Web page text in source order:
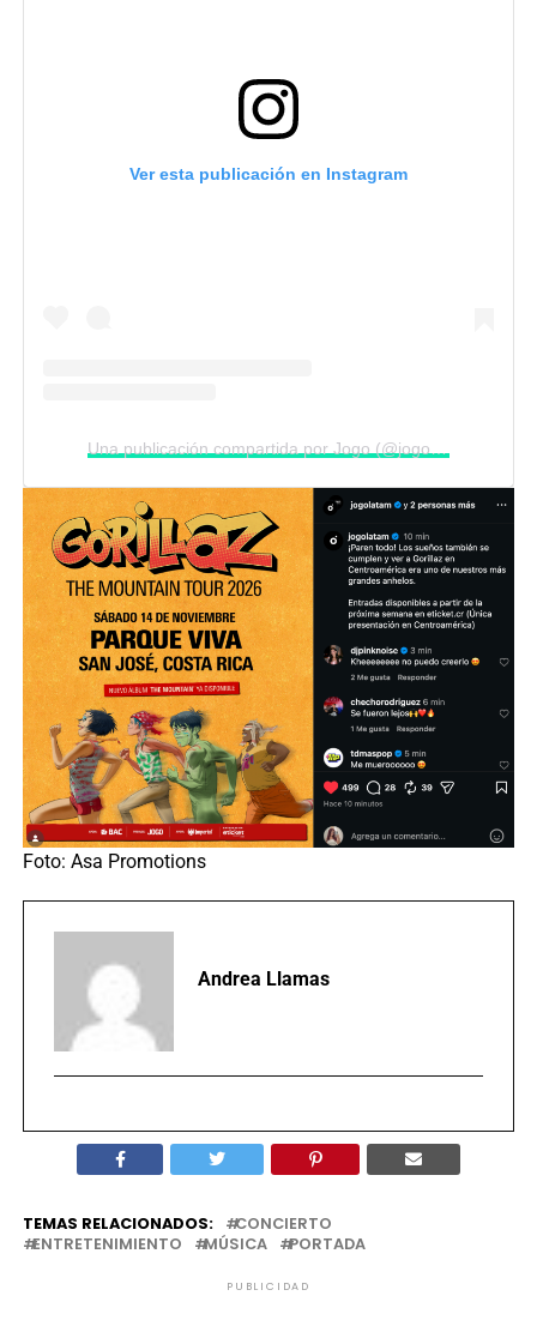
Ver esta publicación en Instagram
Foto: Asa Promotions
Andrea Llamas
TEMAS RELACIONADOS:
CONCIERTO
ENTRETENIMIENTO
MÚSICA PORTADA
PUBLICIDAD